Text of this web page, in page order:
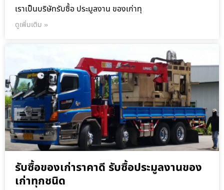
เราเป็นบริษัทรับซื้อ ประมูลงาน ของเก่าทุ
ดูเพิ่มเติม »
รับซื้อของเก่าราคาดี รับซื้อประมูลงานของ
เก่าทุกชนิด